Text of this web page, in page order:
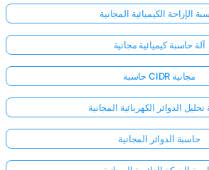
الإزاحة الكيميائية المجانية
آلة حاسبة كيميائية مجانية
حاسبة CIDR مجانية
الدوائر الكهربائية المجانية
حاسبة الدوائر المجانية